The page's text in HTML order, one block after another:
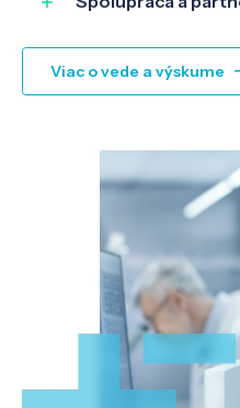
Viac o vede a výskume